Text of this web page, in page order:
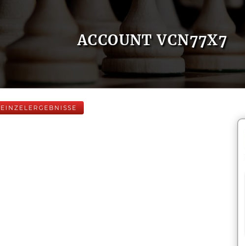
ACCOUNT VCN77X7
EINZELERGEBNISSE